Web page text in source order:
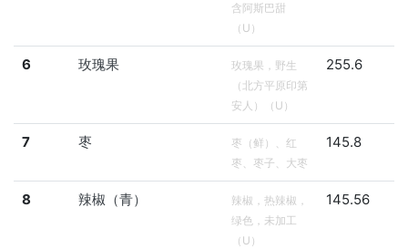
含阿斯巴甜
（U）
6 玫瑰果
玫瑰果，野生
（北方平原印第
安人）（U）
255.6
7 枣
枣（鲜）、红
枣、枣子、大枣
145.8
8 辣椒（青）
辣椒，热辣椒，
绿色，未加工
（U）
145.56